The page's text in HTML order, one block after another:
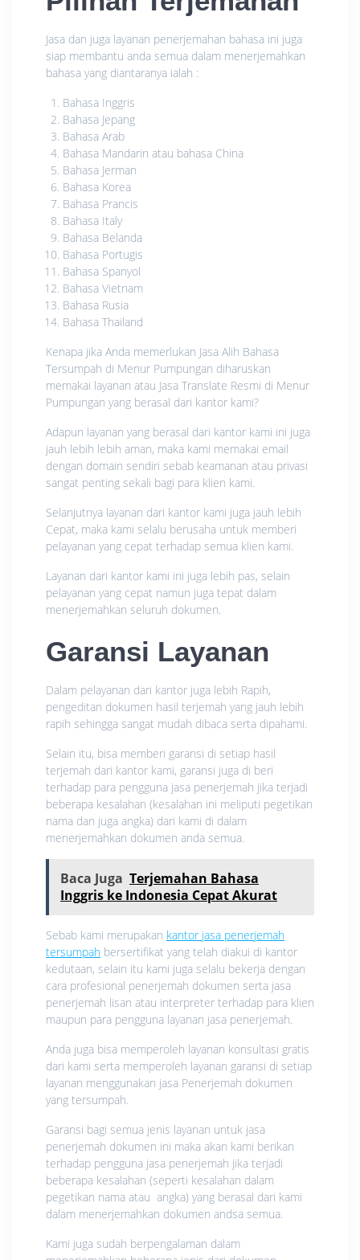
Jasa dan juga layanan penerjemahan bahasa ini juga
siap membantu anda semua dalam menerjemahkan
bahasa yang diantaranya ialah :
Bahasa Inggris
Bahasa Jepang
Bahasa Arab
Bahasa Mandarin atau bahasa China
Bahasa Jerman
Bahasa Korea
Bahasa Prancis
Bahasa Italy
Bahasa Belanda
Bahasa Portugis
Bahasa Spanyol
Bahasa Vietnam
Bahasa Rusia
Bahasa Thailand
Kenapa jika Anda memerlukan Jasa Alih Bahasa
Tersumpah di Menur Pumpungan diharuskan
memakai layanan atau Jasa Translate Resmi di Menur
Pumpungan yang berasal dari kantor kami?
Adapun layanan yang berasal dari kantor kami ini juga
jauh lebih lebih aman, maka kami memakai email
dengan domain sendiri sebab keamanan atau privasi
sangat penting sekali bagi para klien kami.
Selanjutnya layanan dari kantor kami juga jauh lebih
Cepat, maka kami selalu berusaha untuk memberi
pelayanan yang cepat terhadap semua klien kami.
Layanan dari kantor kami ini juga lebih pas, selain
pelayanan yang cepat namun juga tepat dalam
menerjemahkan seluruh dokumen.
Garansi Layanan
Dalam pelayanan dari kantor juga lebih Rapih,
pengeditan dokumen hasil terjemah yang jauh lebih
rapih sehingga sangat mudah dibaca serta dipahami.
Selain itu, bisa memberi garansi di setiap hasil
terjemah dari kantor kami, garansi juga di beri
terhadap para pengguna jasa penerjemah jika terjadi
beberapa kesalahan (kesalahan ini meliputi pegetikan
nama dan juga angka) dari kami di dalam
menerjemahkan dokumen anda semua.
Baca Juga Terjemahan Bahasa
Inggris ke Indonesia Cepat Akurat
Sebab kami merupakan kantor jasa penerjemah
tersumpah bersertifikat yang telah diakui di kantor
kedutaan, selain itu kami juga selalu bekerja dengan
cara profesional penerjemah dokumen serta jasa
penerjemah lisan atau interpreter terhadap para klien
maupun para pengguna layanan jasa penerjemah.
Anda juga bisa memperoleh layanan konsultasi gratis
dari kami serta memperoleh layanan garansi di setiap
layanan menggunakan jasa Penerjemah dokumen
yang tersumpah.
Garansi bagi semua jenis layanan untuk jasa
penerjemah dokumen ini maka akan kami berikan
terhadap pengguna jasa penerjemah jika terjadi
beberapa kesalahan (seperti kesalahan dalam
pegetikan nama atau angka) yang berasal dari kami
dalam menerjemahkan dokumen andsa semua.
Kami juga sudah berpengalaman dalam